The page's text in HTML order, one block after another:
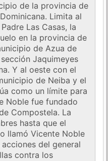
de la provincia de
Limita al
Las Casas, la
en la provincia de
de Azua de
Jaquimeyes
Y al oeste con el
de Neiba y el
como un límite para
Noble fue fundado
Compostela. La
hasta que el
llamó Vicente Noble
del general
contra los